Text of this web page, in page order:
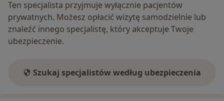
Ten specjalista przyjmuje wyłącznie pacjentów
prywatnych. Możesz opłacić wizytę samodzielnie lub
znaleźć innego specjalistę, który akceptuje Twoje
ubezpieczenie.
Szukaj specjalistów według ubezpieczenia